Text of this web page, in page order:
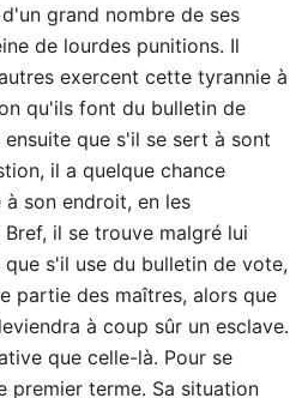
grand nombre de ses
de lourdes punitions. Il
exercent cette tyrannie à
qu'ils font du bulletin de
que s'il se sert à sont
il a quelque chance
son endroit, en les
il se trouve malgré lui
s'il use du bulletin de vote,
partie des maîtres, alors que
à coup sûr un esclave.
que celle-là. Pour se
premier terme. Sa situation